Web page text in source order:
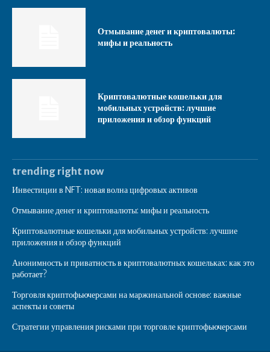
Отмывание денег и криптовалюты:
мифы и реальность
Криптовалютные кошельки для
мобильных устройств: лучшие
приложения и обзор функций
trending right now
Инвестиции в NFT: новая волна цифровых активов
Отмывание денег и криптовалюты: мифы и реальность
Криптовалютные кошельки для мобильных устройств: лучшие
приложения и обзор функций
Анонимность и приватность в криптовалютных кошельках: как это
работает?
Торговля криптофьючерсами на маржинальной основе: важные
аспекты и советы
Стратегии управления рисками при торговле криптофьючерсами